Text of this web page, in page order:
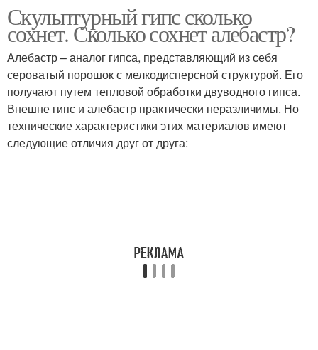
Скульптурный гипс сколько
сохнет. Сколько сохнет алебастр?
Алебастр – аналог гипса, представляющий из себя
сероватый порошок с мелкодисперсной структурой. Его
получают путем тепловой обработки двуводного гипса.
Внешне гипс и алебастр практически неразличимы. Но
технические характеристики этих материалов имеют
следующие отличия друг от друга: